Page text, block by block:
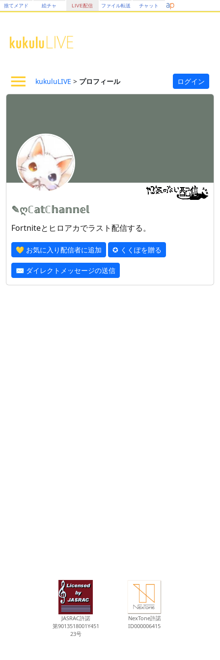
捨てメアド 絵チャ LIVE配信 ファイル転送 チャット
kukuluLIVE > プロフィール ログイン
✎ღℂ𝕒𝕥ℂ𝕙𝕒𝕟𝕟𝕖𝕝
Fortniteとヒロアカでラスト配信する。
💛 お気に入り配信者に追加 ✪ くくぽを贈る
✉ ダイレクトメッセージの送信
JASRAC許諾
第9013518001Y451
23号
NexTone許諾
ID000006415